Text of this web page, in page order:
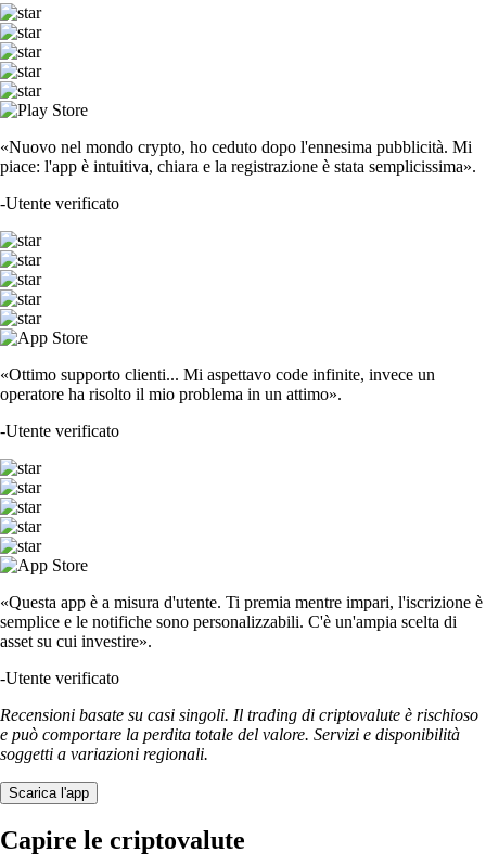
«Nuovo nel mondo crypto, ho ceduto dopo l'ennesima pubblicità. Mi
piace: l'app è intuitiva, chiara e la registrazione è stata semplicissima».
-Utente verificato
«Ottimo supporto clienti... Mi aspettavo code infinite, invece un
operatore ha risolto il mio problema in un attimo».
-Utente verificato
«Questa app è a misura d'utente. Ti premia mentre impari, l'iscrizione è
semplice e le notifiche sono personalizzabili. C'è un'ampia scelta di
asset su cui investire».
-Utente verificato
Recensioni basate su casi singoli. Il trading di criptovalute è rischioso
e può comportare la perdita totale del valore. Servizi e disponibilità
soggetti a variazioni regionali.
Scarica l'app
Capire le criptovalute